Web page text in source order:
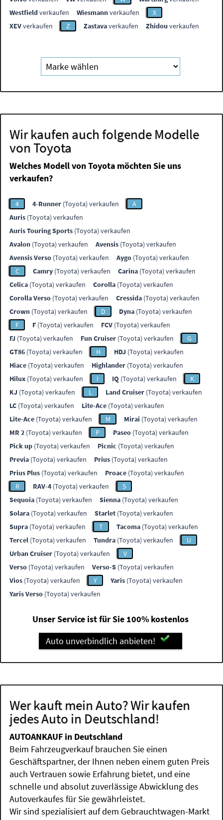
Westfieldverkaufen Wiesmannverkaufen
X
XEVverkaufen Z Zastavaverkaufen Zhidou verkaufen
Wir kaufen auch folgende Modelle
von Toyota
Welches Modell von Toyota möchten Sie uns
verkaufen?
4 4-Runner (Toyota) verkaufen
A
Auris (Toyota) verkaufen
Auris Touring Sports (Toyota) verkaufen
Avalon (Toyota) verkaufen Avensis (Toyota) verkaufen
Avensis Verso (Toyota) verkaufen Aygo (Toyota) verkaufen
C
Camry (Toyota) verkaufen Carina (Toyota) verkaufen
Celica (Toyota) verkaufen Corolla (Toyota) verkaufen
Corolla Verso (Toyota) verkaufen Cressida (Toyota) verkaufen
Crown (Toyota) verkaufen D Dyna (Toyota) verkaufen
F
F (Toyota) verkaufen FCV (Toyota) verkaufen
FJ (Toyota) verkaufen Fun Cruiser (Toyota) verkaufen
G
GT86 (Toyota) verkaufen H HDJ (Toyota) verkaufen
Hiace (Toyota) verkaufen Highlander (Toyota) verkaufen
Hilux (Toyota) verkaufen I IQ (Toyota) verkaufen
K
KJ (Toyota) verkaufen L Land Cruiser (Toyota) verkaufen
LC (Toyota) verkaufen Lite-Ace (Toyota) verkaufen
Lite-Ace (Toyota) verkaufen M Mirai (Toyota) verkaufen
MR 2 (Toyota) verkaufen P Paseo (Toyota) verkaufen
Pick up (Toyota) verkaufen Picnic (Toyota) verkaufen
Previa (Toyota) verkaufen Prius (Toyota) verkaufen
Prius Plus (Toyota) verkaufen Proace (Toyota) verkaufen
R
RAV-4 (Toyota) verkaufen
S
Sequoia (Toyota) verkaufen Sienna (Toyota) verkaufen
Solara (Toyota) verkaufen Starlet (Toyota) verkaufen
Supra (Toyota) verkaufen T Tacoma (Toyota) verkaufen
Tercel (Toyota) verkaufen Tundra (Toyota) verkaufen
U
Urban Cruiser (Toyota) verkaufen
V
Verso (Toyota) verkaufen Verso-S (Toyota) verkaufen
Vios (Toyota) verkaufen Y Yaris (Toyota) verkaufen
Yaris Verso (Toyota) verkaufen
Unser Service ist für Sie 100% kostenlos
Auto unverbindlich anbieten!
Wer kauft mein Auto? Wir kaufen
jedes Auto in Deutschland!
AUTOANKAUF in Deutschland
Beim Fahrzeugverkauf brauchen Sie einen
Geschäftspartner, der Ihnen neben einem guten Preis
auch Vertrauen sowie Erfahrung bietet, und eine
schnelle und absolut zuverlässige Abwicklung des
Autoverkaufes für Sie gewährleistet.
Wir sind spezialisiert auf dem Gebrauchtwagen-Markt